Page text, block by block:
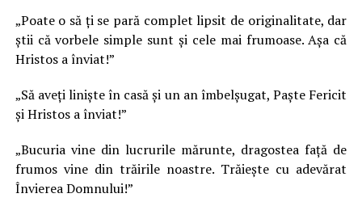
„Poate o să ți se pară complet lipsit de originalitate, dar
știi că vorbele simple sunt și cele mai frumoase. Așa că
Hristos a înviat!”
„Să aveți liniște în casă și un an îmbelșugat, Paște Fericit
și Hristos a înviat!”
„Bucuria vine din lucrurile mărunte, dragostea față de
frumos vine din trăirile noastre. Trăiește cu adevărat
Învierea Domnului!”